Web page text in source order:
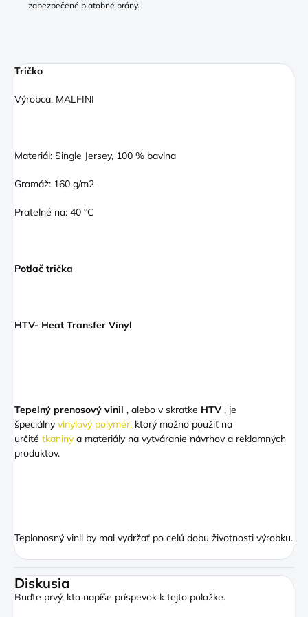
zabezpečené platobné brány.
Tričko
Výrobca: MALFINI
Materiál: Single Jersey, 100 % bavlna
Gramáž: 160 g/m2
Prateľné na: 40 °C
Potlač trička
HTV- Heat Transfer Vinyl
Tepelný prenosový vinil , alebo v skratke HTV , je
špeciálny vinylový polymér, ktorý možno použiť na
určité tkaniny a materiály na vytváranie návrhov a reklamných
produktov.
Teplonosný vinil by mal vydržať po celú dobu životnosti výrobku.
Diskusia
Buďte prvý, kto napíše príspevok k tejto položke.